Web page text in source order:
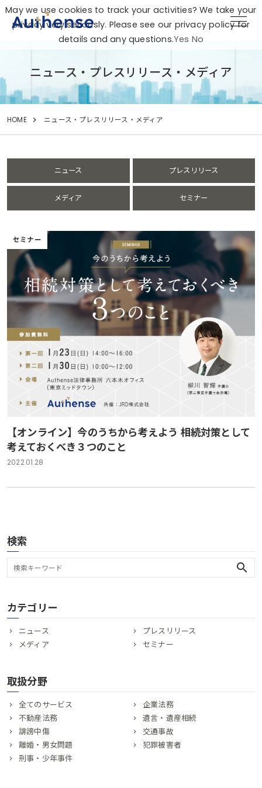
ニュース・プレスリリース・メディア
HOME ニュース・プレスリリース・メディア
ニュース プレスリリース
メディア セミナー
セミナー
【オンライン】今のうちから考えよう 相続対策として
考えておくべき３つのこと
2022.01.28
検索
search
カテゴリー
ニュース
プレスリリース
メディア
セミナー
取扱分野
全てのサービス
企業法務
不動産法務
遺言・遺産相続
誹謗中傷
交通事故
離婚・男女問題
犯罪被害者
刑事・少年事件
May we use cookies to track your activities? We take your
privacy very seriously. Please see our privacy policy for
details and any questions.Yes No